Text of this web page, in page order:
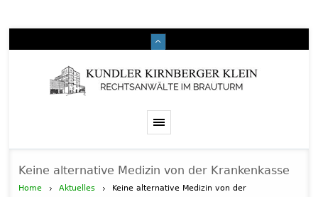
Keine alternative Medizin von der Krankenkasse
Home Aktuelles
Keine alternative Medizin von der